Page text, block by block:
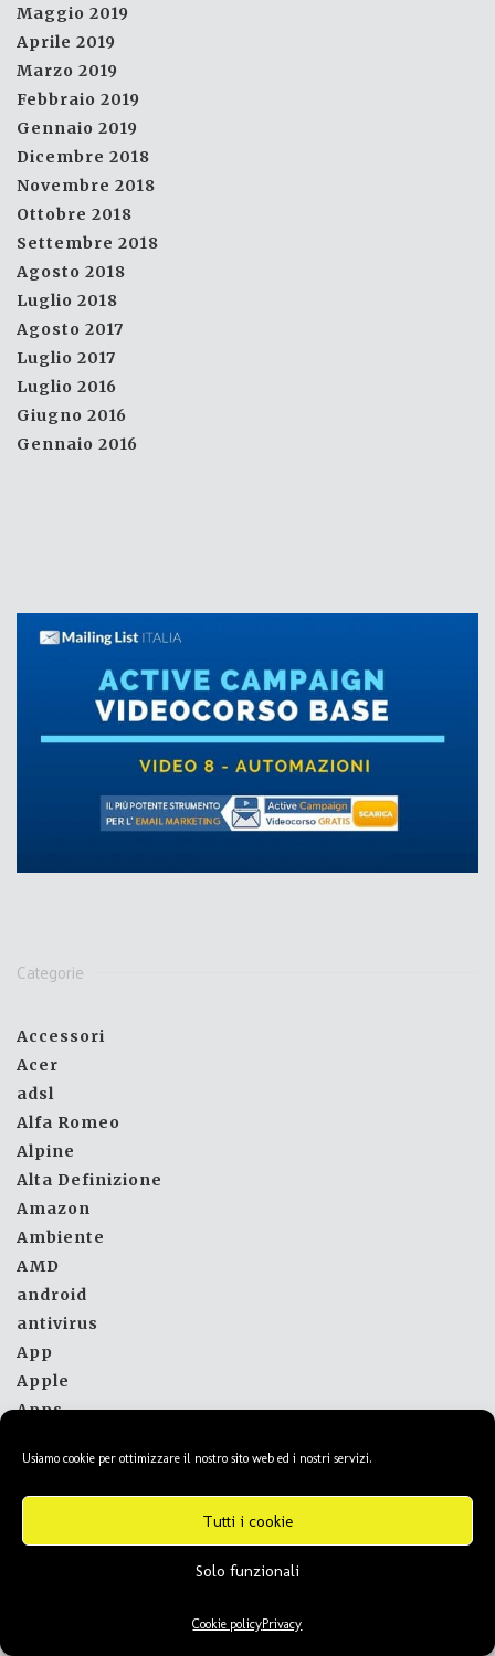
Usiamo cookie per ottimizzare il nostro sito web ed i nostri servizi.
Tutti i cookie
Solo funzionali
Cookie policyPrivacy
Maggio 2019
Aprile 2019
Marzo 2019
Febbraio 2019
Gennaio 2019
Dicembre 2018
Novembre 2018
Ottobre 2018
Settembre 2018
Agosto 2018
Luglio 2018
Agosto 2017
Luglio 2017
Luglio 2016
Giugno 2016
Gennaio 2016
Categorie
Accessori
Acer
adsl
Alfa Romeo
Alpine
Alta Definizione
Amazon
Ambiente
AMD
android
antivirus
App
Apple
Apps
Astronomia
Asus